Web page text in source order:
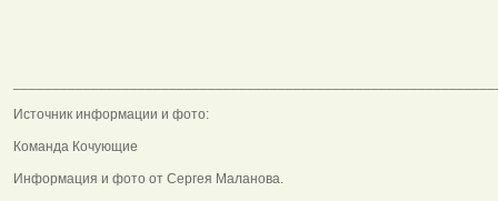
Источник информации и фото:
Команда Кочующие
Информация и фото от Сергея Маланова.